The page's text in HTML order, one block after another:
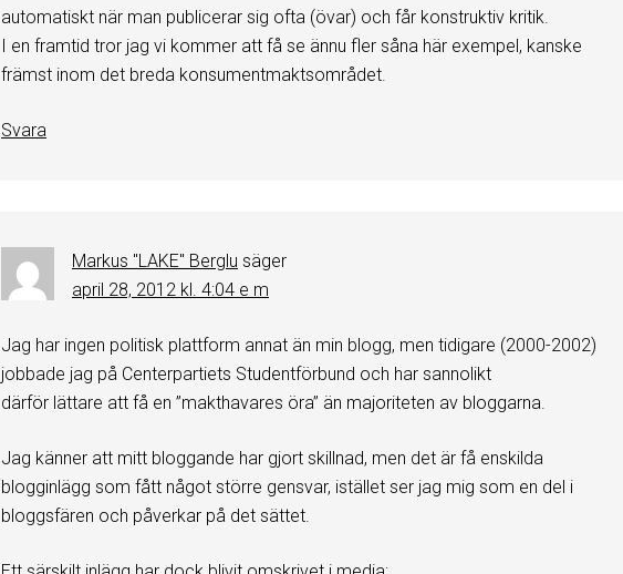
automatiskt när man publicerar sig ofta (övar) och får konstruktiv kritik.
I en framtid tror jag vi kommer att få se ännu fler såna här exempel, kanske
främst inom det breda konsumentmaktsområdet.
Svara
Markus "LAKE" Berglu säger
april 28, 2012 kl. 4:04 e m
Jag har ingen politisk plattform annat än min blogg, men tidigare (2000-2002)
jobbade jag på Centerpartiets Studentförbund och har sannolikt
därför lättare att få en ”makthavares öra” än majoriteten av bloggarna.
Jag känner att mitt bloggande har gjort skillnad, men det är få enskilda
blogginlägg som fått något större gensvar, istället ser jag mig som en del i
bloggsfären och påverkar på det sättet.